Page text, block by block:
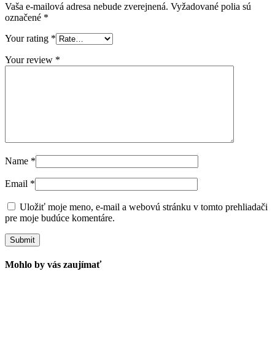
Vaša e-mailová adresa nebude zverejnená. Vyžadované polia sú
označené *
Your rating *
Your review *
Name *
Email *
Uložiť moje meno, e-mail a webovú stránku v tomto prehliadači
pre moje budúce komentáre.
Mohlo by vás zaujímať